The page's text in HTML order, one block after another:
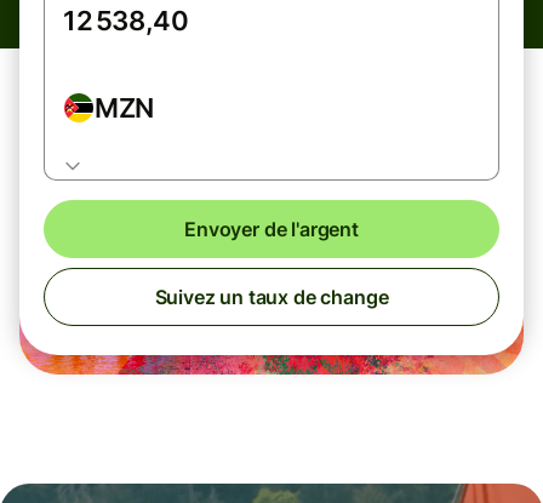
MZN
Envoyer de l'argent
Suivez un taux de change